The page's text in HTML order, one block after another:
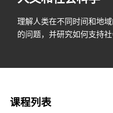
理解人类在不同时间和地
的问题，并研究如何支持社
课程列表